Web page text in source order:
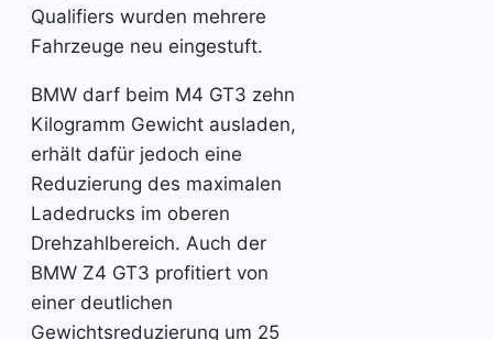
Qualifiers wurden mehrere
Fahrzeuge neu eingestuft.
BMW darf beim M4 GT3 zehn
Kilogramm Gewicht ausladen,
erhält dafür jedoch eine
Reduzierung des maximalen
Ladedrucks im oberen
Drehzahlbereich. Auch der
BMW Z4 GT3 profitiert von
einer deutlichen
Gewichtsreduzierung um 25